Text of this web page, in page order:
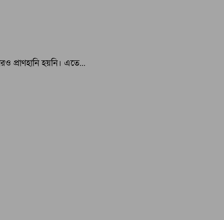
প্রাণহানি হয়নি। এতে...